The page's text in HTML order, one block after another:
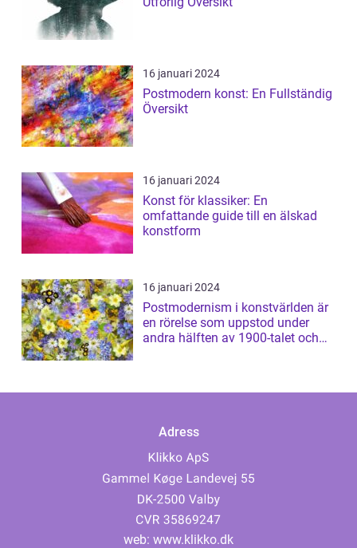
16 januari 2024
Postmodern konst: En Fullständig
Översikt
16 januari 2024
Konst för klassiker: En
omfattande guide till en älskad
konstform
16 januari 2024
Postmodernism i konstvärlden är
en rörelse som uppstod under
andra hälften av 1900-talet och
Adress
web: www.klikko.dk